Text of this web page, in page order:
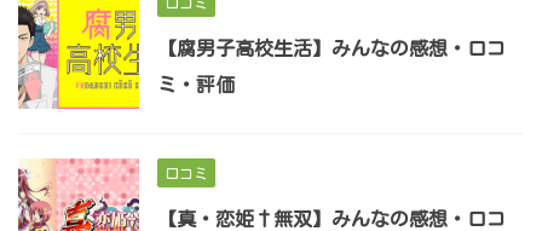
【腐男子高校生活】みんなの感想・口コ
ミ・評価
口コミ
【真・恋姫†無双】みんなの感想・口コ